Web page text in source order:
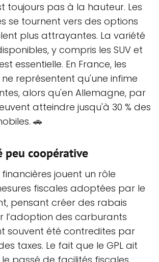
toujours pas à la hauteur. Les
se tournent vers des options
plus attrayantes. La variété
y compris les SUV et
essentielle. En France, les
ne représentent qu'une infime
alors qu'en Allemagne, par
atteindre jusqu'à 30 % des
🚗
peu coopérative
financières jouent un rôle
fiscales adoptées par le
pensant créer des rabais
l’adoption des carburants
souvent été contredites par
taxes. Le fait que le GPL ait